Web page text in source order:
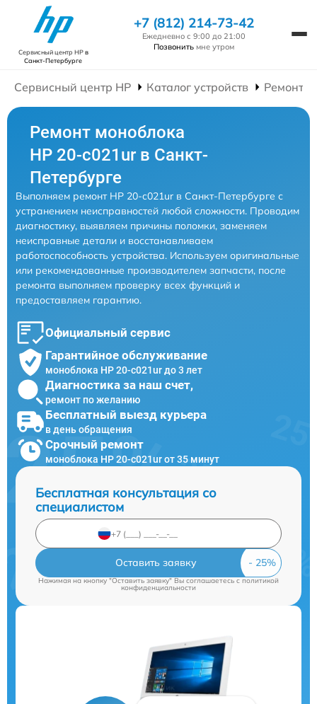
Сервисный центр HPв
Санкт-Петербурге
+7 (812) 214-73-42
Ежедневно с 9:00 до 21:00
Позвонить мне утром
Сервисный центр HP Каталог устройств Ремонт
Ремонт моноблока
HP 20-c021ur в Санкт-
Петербурге
Выполняем ремонт HP 20-c021ur в Санкт-Петербурге с
устранением неисправностей любой сложности. Проводим
диагностику, выявляем причины поломки, заменяем
неисправные детали и восстанавливаем
работоспособность устройства. Используем оригинальные
или рекомендованные производителем запчасти, после
ремонта выполняем проверку всех функций и
предоставляем гарантию.
Официальный сервис
Гарантийное обслуживание
моноблока HP 20-c021ur до 3 лет
Диагностика за наш счет,
ремонт по желанию
Бесплатный выезд курьера
в день обращения
Срочный ремонт
моноблока HP 20-c021ur от 35 минут
Бесплатная консультация со
специалистом
Оставить заявку
Нажимая на кнопку "Оставить заявку" Вы соглашаетесь cполитикой
конфиденциальности